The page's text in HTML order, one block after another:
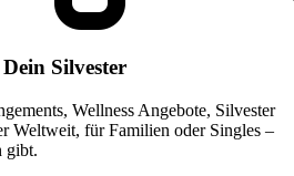
Silvester
Wellness Angebote, Silvester
Weltweit, für Familien oder Singles –
gibt.